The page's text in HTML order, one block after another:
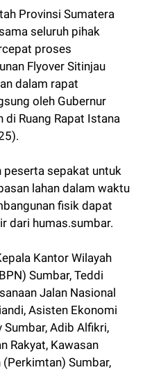
Provinsi Sumatera
seluruh pihak
proses
Flyover Sitinjau
dalam rapat
oleh Gubernur
di Ruang Rapat Istana
peserta sepakat untuk
lahan dalam waktu
fisik dapat
dari humas.sumbar.
Kantor Wilayah
Sumbar, Teddi
Jalan Nasional
Asisten Ekonomi
Adib Alfikri,
Rakyat, Kawasan
Sumbar,